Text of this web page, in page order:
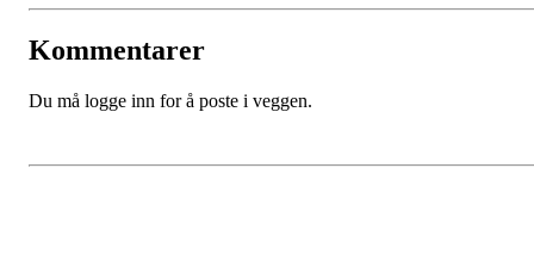
Kommentarer
Du må logge inn for å poste i veggen.